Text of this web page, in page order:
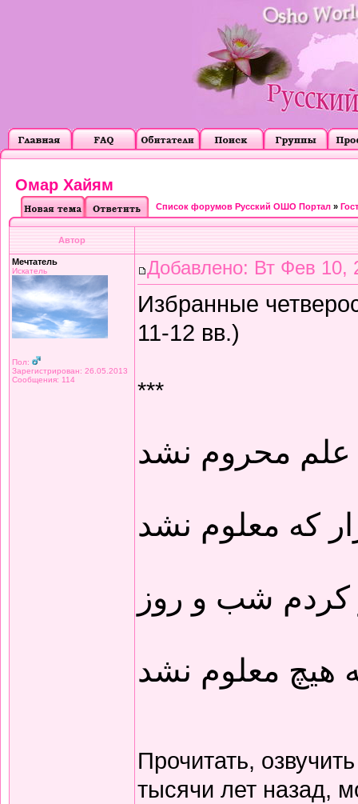
Омар Хайям
Список форумов Русский ОШО Портал »
Автор
Мечтатель
Искатель
Пол:
Зарегистрирован: 26.05.2013
Сообщения: 114
Добавлено: Вт Фев 10,
Избранные
11-12 вв.)
***
محروم نشد
که معلوم نشد
کردم شب و روز
هیچ معلوم نشد
Прочитать,
тысячи лет назад,